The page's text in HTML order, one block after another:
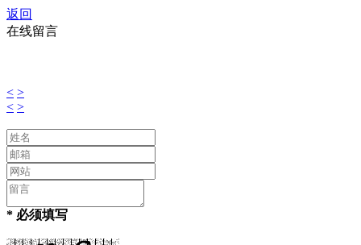
返回
在线留言
< >
< >
* 必须填写